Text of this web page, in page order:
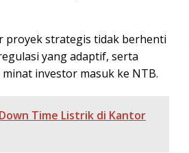
proyek strategis tidak berhenti
yang adaptif, serta
investor masuk ke NTB.
Time Listrik di Kantor